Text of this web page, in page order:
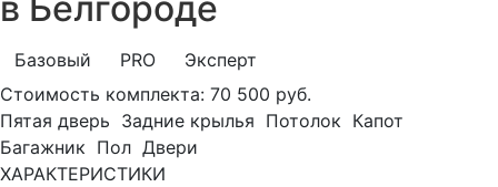
Базовый PRO
Эксперт
Стоимость комплекта: 70 500 руб.
Пятая дверь Задние крылья Потолок Капот
Багажник Пол Двери
ХАРАКТЕРИСТИКИ